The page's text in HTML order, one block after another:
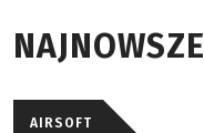
NAJNOWSZE
AIRSOFT